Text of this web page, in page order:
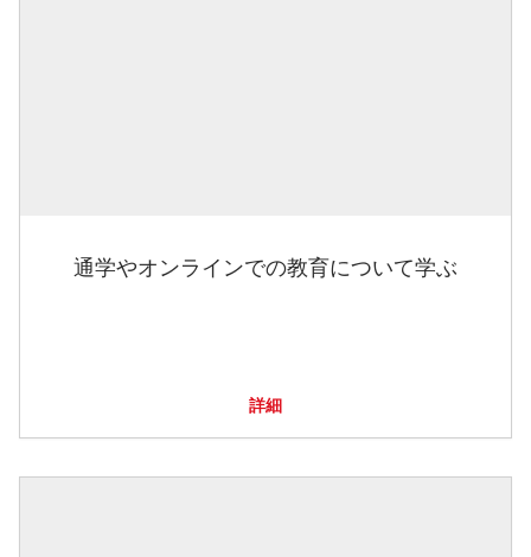
通学やオンラインでの教育について学ぶ
詳細